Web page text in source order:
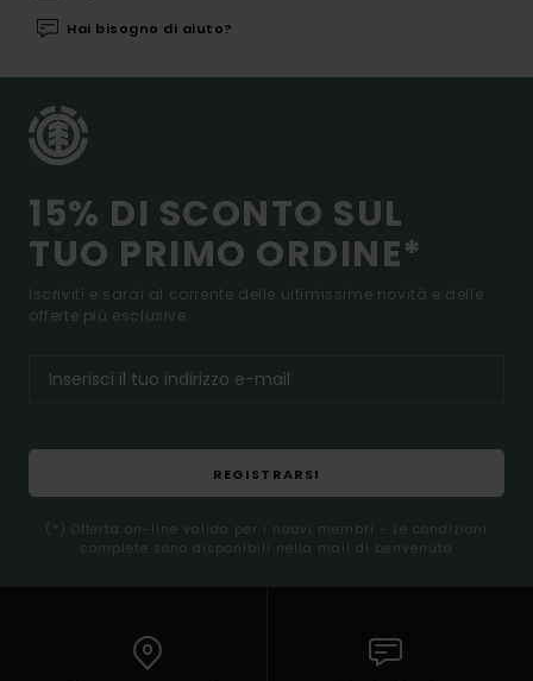
Hai bisogno di aiuto?
15% DI SCONTO SUL
TUO PRIMO ORDINE*
Iscriviti e sarai al corrente delle ultimissime novità e delle
offerte più esclusive.
REGISTRARSI
(*) Offerta on-line valida per i nuovi membri - Le condizioni
complete sono disponibili nella mail di benvenuto